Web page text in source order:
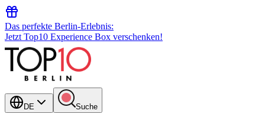
Das perfekte Berlin-Erlebnis:
Jetzt Top10 Experience Box verschenken!
DE Suche